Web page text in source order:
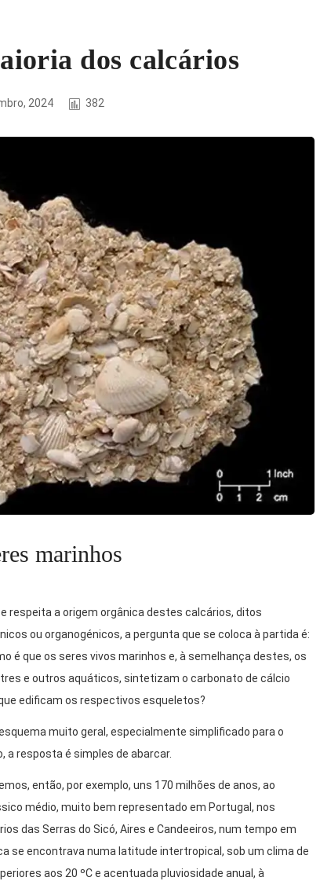
dos calcários
2024 382
marinhos
respeita a origem orgânica destes calcários, ditos
ou organogénicos, a pergunta que se coloca à partida é:
é que os seres vivos marinhos e, à semelhança destes, os
e outros aquáticos, sintetizam o carbonato de cálcio
edificam os respectivos esqueletos?
muito geral, especialmente simplificado para o
a resposta é simples de abarcar.
então, por exemplo, uns 170 milhões de anos, ao
médio, muito bem representado em Portugal, nos
das Serras do Sicó, Aires e Candeeiros, num tempo em
se encontrava numa latitude intertropical, sob um clima de
aos 20 ºC e acentuada pluviosidade anual, à